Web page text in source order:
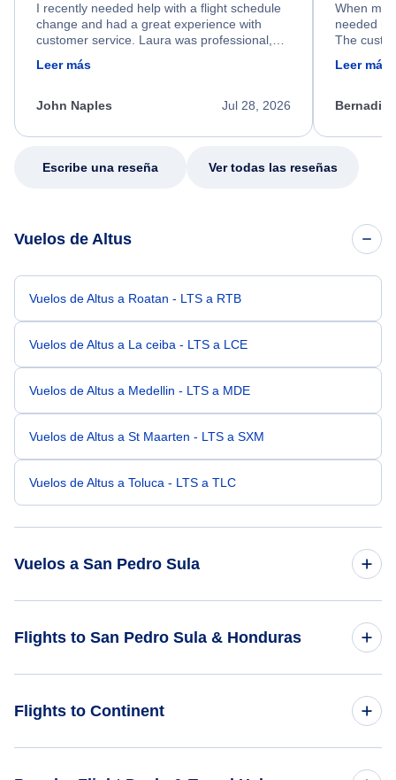
I recently needed help with a flight schedule
change and had a great experience with
customer service. Laura was professional,
friendly, and very helpful throughout the
process. She quickly found a solution and
appreciate her excellent service.
Leer más
Jul 28, 2026
John Naples
When my
needed
The
calm,
my issue.
Leer más
Escribe una reseña Ver todas las reseñas
Vuelos de Altus
Vuelos de Altus a Roatan - LTS a RTB
Vuelos de Altus a La ceiba - LTS a LCE
Vuelos de Altus a Medellin - LTS a MDE
Vuelos de Altus a St Maarten - LTS a SXM
Vuelos de Altus a Toluca - LTS a TLC
Vuelos a San Pedro Sula
Vuelos de Akron-Canton a San Pedro Sula - CAK a SAP
Flights to San Pedro Sula & Honduras
Flights to Continent